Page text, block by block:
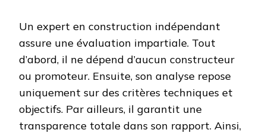
Un expert en construction indépendant
assure une évaluation impartiale. Tout
d’abord, il ne dépend d’aucun constructeur
ou promoteur. Ensuite, son analyse repose
uniquement sur des critères techniques et
objectifs. Par ailleurs, il garantit une
transparence totale dans son rapport. Ainsi,